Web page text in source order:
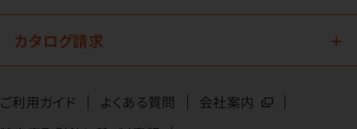
カタログ請求
ご利用ガイド よくある質問
会社案内